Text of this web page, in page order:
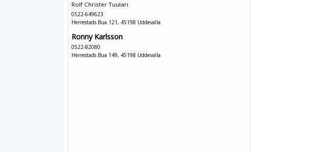
Rolf Christer Tuulari
0522-649623
Herrestads Bua 121, 45198 Uddevalla
Ronny Karlsson
0522-82080
Herrestads Bua 149, 45198 Uddevalla